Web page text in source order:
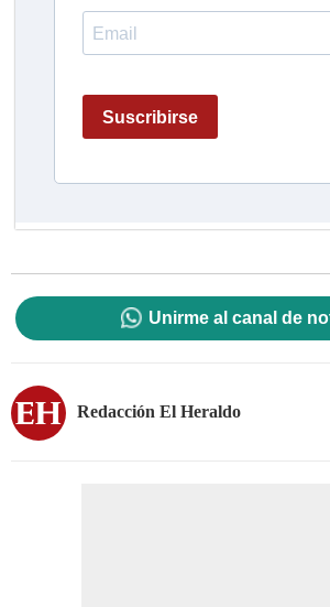
Unirme al canal de
Redacción El Heraldo